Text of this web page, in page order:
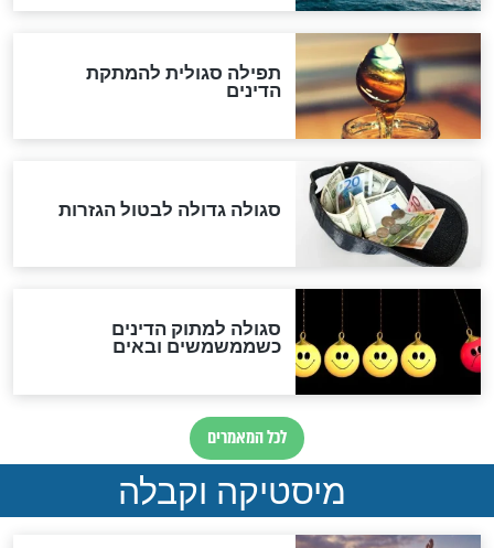
לכל המאמרים
אחרית הימים
האם אפשר לחשב את הקץ?
מה יהיה בימות המשיח?